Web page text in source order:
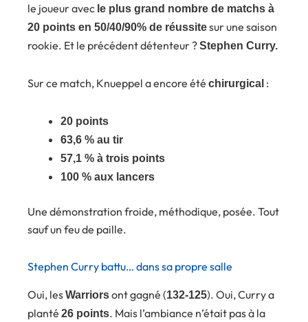
le joueur avec le plus grand nombre de matchs à
20 points en 50/40/90% de réussitesur une saison
rookie. Et le précédent détenteur ?Stephen Curry.
Sur ce match, Knueppel a encore été chirurgical :
20 points
63,6 % au tir
57,1 % à trois points
100 % aux lancers
Une démonstration froide, méthodique, posée. Tout
sauf un feu de paille.
Stephen Curry battu… dans sa propre salle
Oui, lesWarriorsont gagné (132-125). Oui, Curry a
planté 26 points. Mais l’ambiance n’était pas à la